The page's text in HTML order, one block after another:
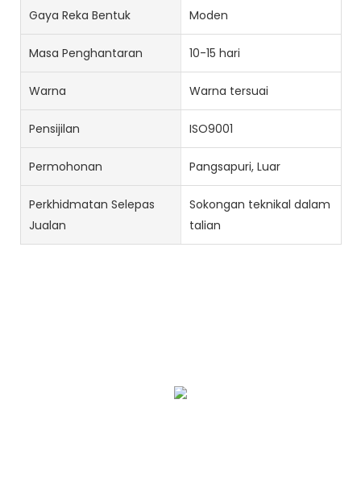
Gaya Reka Bentuk Moden
Masa Penghantaran 10-15 hari
Warna Warna tersuai
Pensijilan ISO9001
Permohonan Pangsapuri, Luar
Perkhidmatan Selepas
Jualan
Sokongan teknikal dalam
talian